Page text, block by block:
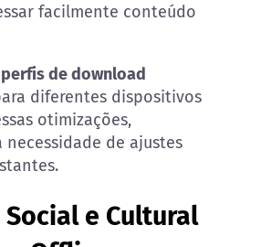
facilmente conteúdo
perfis de download
diferentes dispositivos
otimizações,
de ajustes
e Cultural